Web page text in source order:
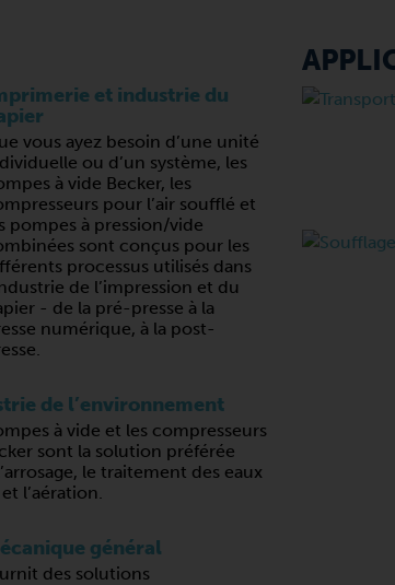
et industrie du
vous ayez besoin d’une unité
ou d’un système, les
à vide Becker, les
pour l’air soufflé et
pompes à pression/vide
sont conçus pour les
processus utilisés dans
de l’impression et du
- de la pré-presse à la
numérique, à la post-
de l’environnement
à vide et les compresseurs
sont la solution préférée
le traitement des eaux
l’aération.
général
des solutions